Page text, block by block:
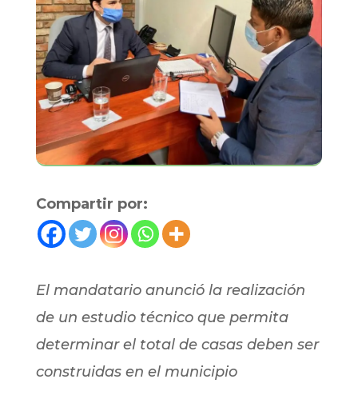
Compartir por:
El mandatario anunció la realización
de un estudio técnico que permita
determinar el total de casas deben ser
construidas en el municipio